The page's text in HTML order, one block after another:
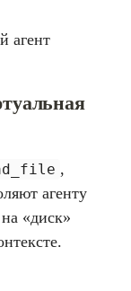
агент
,
агенту
«диск»